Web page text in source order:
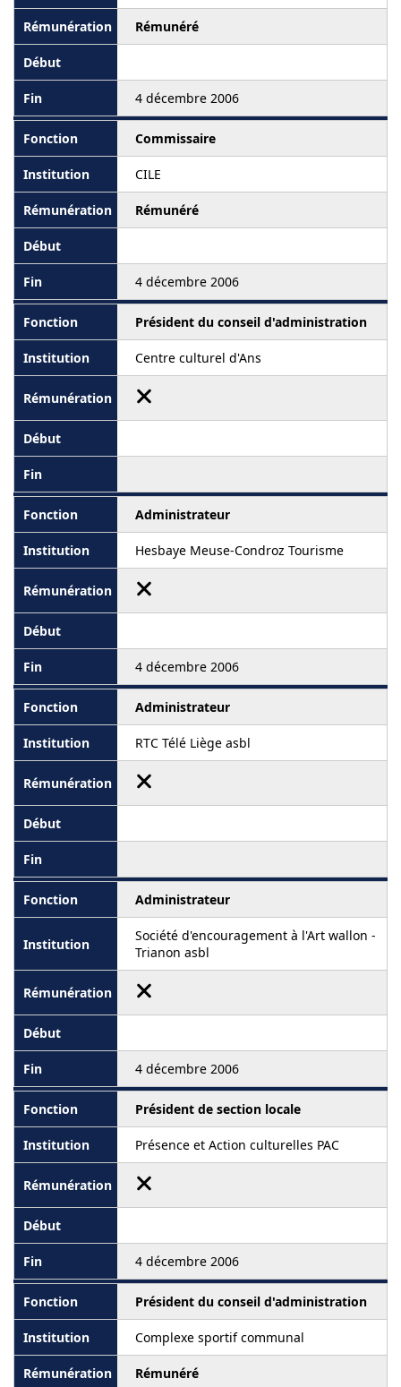
Rémunéré
4 décembre 2006
Commissaire
CILE
Rémunéré
4 décembre 2006
Président du conseil d'administration
Centre culturel d'Ans
Administrateur
Hesbaye Meuse-Condroz Tourisme
4 décembre 2006
Administrateur
RTC Télé Liège asbl
Administrateur
Société d'encouragement à l'Art wallon -
Trianon asbl
4 décembre 2006
Président de section locale
Présence et Action culturelles PAC
4 décembre 2006
Président du conseil d'administration
Complexe sportif communal
Rémunéré